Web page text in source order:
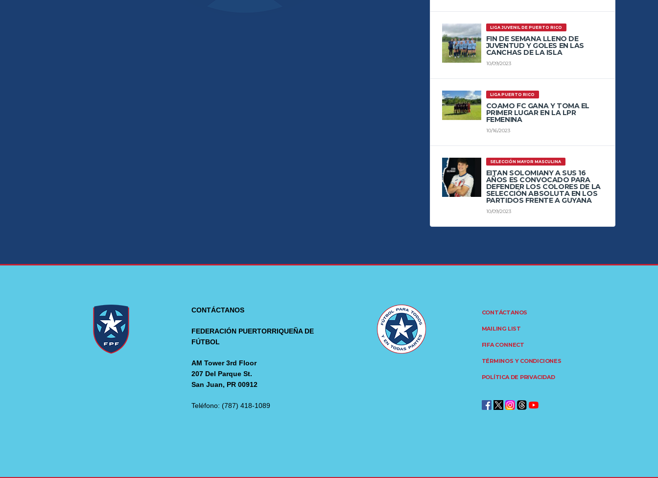
LIGA JUVENIL DE PUERTO RICO
FIN DE SEMANA LLENO DE
JUVENTUD Y GOLES EN LAS
CANCHAS DE LA ISLA
10/09/2023
LIGA PUERTO RICO
COAMO FC GANA Y TOMA EL
PRIMER LUGAR EN LA LPR
FEMENINA
10/16/2023
SELECCIÓN MAYOR MASCULINA
EITAN SOLOMIANY A SUS 16
AÑOS ES CONVOCADO PARA
DEFENDER LOS COLORES DE LA
SELECCIÓN ABSOLUTA EN LOS
PARTIDOS FRENTE A GUYANA
10/09/2023
CONTÁCTANOS
FEDERACIÓN PUERTORRIQUEÑA DE
FÚTBOL
AM Tower 3rd Floor
207 Del Parque St.
San Juan, PR 00912
Teléfono: (787) 418-1089
CONTÁCTANOS
MAILING LIST
FIFA CONNECT
TÉRMINOS Y CONDICIONES
POLÍTICA DE PRIVACIDAD